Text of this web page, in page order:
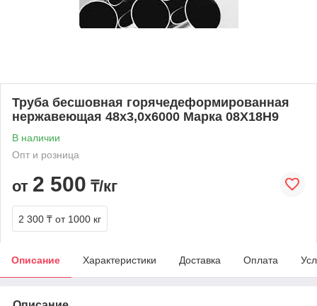
Труба бесшовная горячедеформированная
нержавеющая 48х3,0х6000 Марка 08Х18Н9
В наличии
Опт и розница
от 2 500 ₸/кг
2 300 ₸ от 1000 кг
Описание Характеристики Доставка Оплата